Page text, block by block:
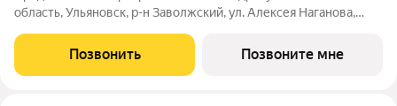
область, Ульяновск, р-н Заволжский, ул. Алексея Наганова,
ипoтечным прогрaммaм. Прямая продажа от застройщика ГК
«Новая». Преимущества:
Позвонить Позвоните мне